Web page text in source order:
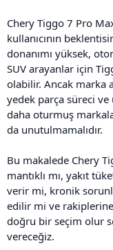
Chery Tiggo 7 Pro
kullanıcının
donanımı yüksek,
SUV arayanlar için
olabilir. Ancak marka
yedek parça süreci ve
daha oturmuş
da unutulmamalıdır.
Bu makalede Chery
mantıklı mı, yakıt
verir mi, kronik
edilir mi ve
doğru bir seçim olur
vereceğiz.